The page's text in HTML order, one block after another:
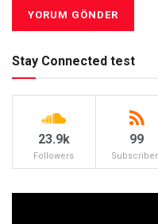
Stay Connected test
23.9k
Followers
99